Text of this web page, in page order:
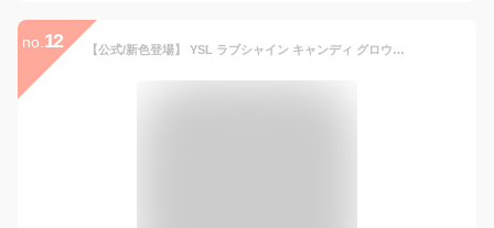
no. 12 【公式/新色登場】 YSL ラブシャイン キャンディ グロウ バーム / リップ 口紅 / イヴ サンローラン イブ サンローラン ysl / 正規品 / 送料無料 べスコス受賞 ラッピング ギフト プレゼント 女性 化粧品 ブランド デパート デパコス / ギフト 誕生日 ラッピング 母の日